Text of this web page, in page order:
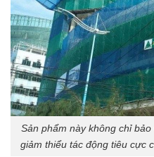
Sản phẩm này không chỉ
giảm thiểu tác động tiêu cực